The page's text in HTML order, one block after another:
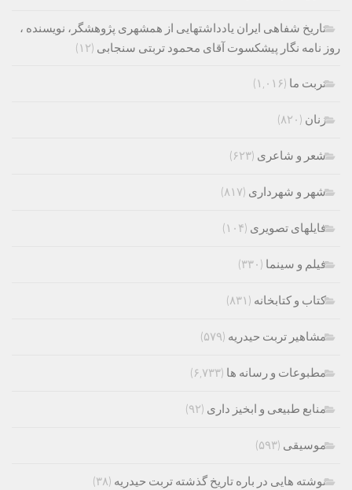
تاریخ شفاهی ایران یادداشتهایی از همشهری پژوهشگر، نویسنده ،
روز نامه نگار پیشکسوت آقای محمود تربتی سنجابی (۱۲)
تربت ما (۱,۰۱۶)
زنان (۸۲۰)
شعر و شاعری (۶۲۳)
شهر و شهرداری (۸۱۷)
فایلهای تصویری (۱۰۴)
فیلم و سینما (۳۳۰)
کتاب و کتابخانه (۸۳۱)
مشاهیر تربت حیدریه (۵۷۹)
مطبوعات و رسانه ها (۶,۷۳۳)
منابع طبیعی و ابخیز داری (۹۲)
موسیقی (۵۹۳)
نوشته هایی در باره تاریخ گذشته تربت حیدریه (۳۸)